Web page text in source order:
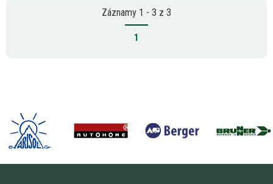
Záznamy 1 - 3 z 3
1